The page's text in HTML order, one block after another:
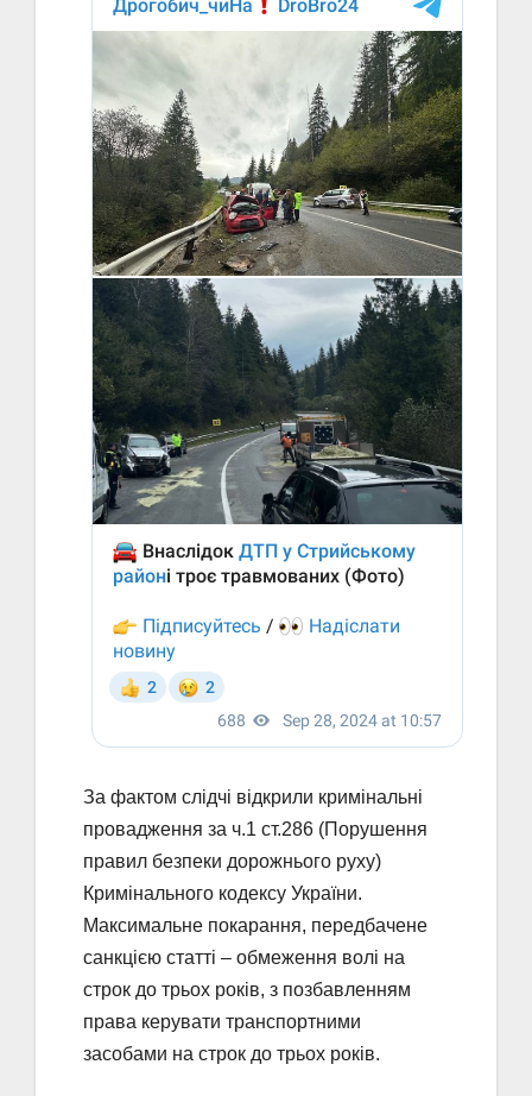
За фактом слідчі відкрили кримінальні
провадження за ч.1 ст.286 (Порушення
правил безпеки дорожнього руху)
Кримінального кодексу України.
Максимальне покарання, передбачене
санкцією статті – обмеження волі на
строк до трьох років, з позбавленням
права керувати транспортними
засобами на строк до трьох років.